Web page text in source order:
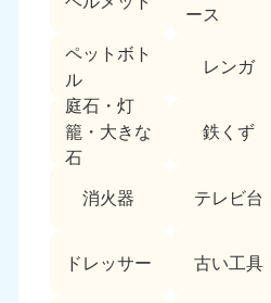
ース
ペットボト
ル
レンガ
庭石・灯
籠・大きな
石
鉄くず
消火器 テレビ台
ドレッサー 古い工具
050-1881-5248
中国
岡山県
050-1881-5146
9:00〜19:00 年中無休
9:00〜19:00 年中無休